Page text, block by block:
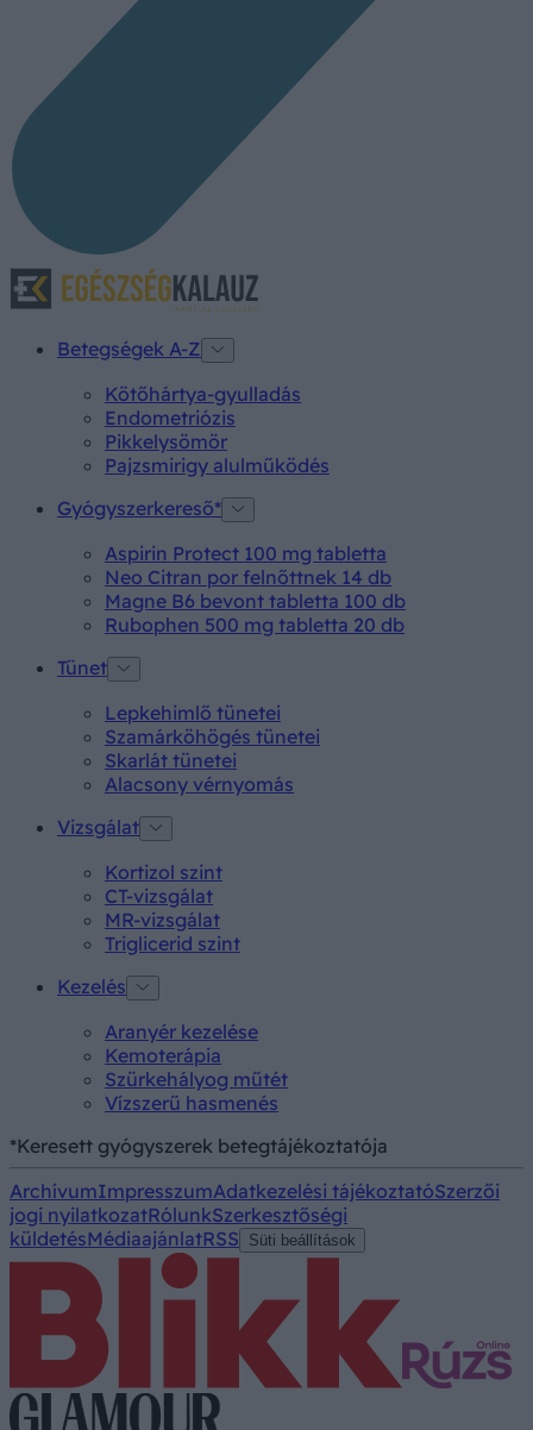
Betegségek A-Z
Kötőhártya-gyulladás
Endometriózis
Pikkelysömör
Pajzsmirigy alulműködés
Gyógyszerkereső*
Aspirin Protect 100 mg tabletta
Neo Citran por felnőttnek 14 db
Magne B6 bevont tabletta 100 db
Rubophen 500 mg tabletta 20 db
Tünet
Lepkehimlő tünetei
Szamárköhögés tünetei
Skarlát tünetei
Alacsony vérnyomás
Vizsgálat
Kortizol szint
CT-vizsgálat
MR-vizsgálat
Triglicerid szint
Kezelés
Aranyér kezelése
Kemoterápia
Szürkehályog műtét
Vízszerű hasmenés
*Keresett gyógyszerek betegtájékoztatója
ArchívumImpresszumAdatkezelési tájékoztatóSzerzői
jogi nyilatkozatRólunkSzerkesztőségi
küldetésMédiaajánlatRSS Süti beállítások